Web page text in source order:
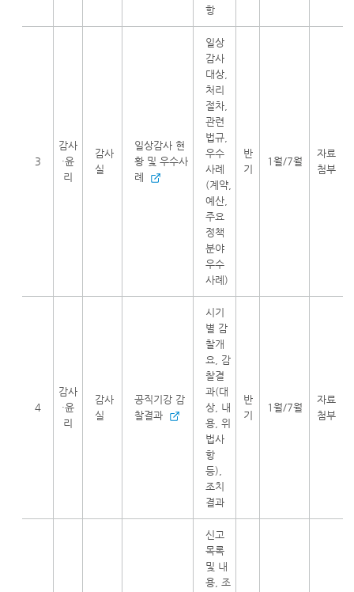
항
3
감사
·윤
리
감사
실
일상감사 현
황 및 우수사
례
일상
감사
대상,
처리
절차,
관련
법규,
우수
사례
(계약,
예산,
주요
정책
분야
우수
사례)
반
기
1월/7월
자료
첨부
4
감사
·윤
리
감사
실
공직기강 감
찰결과
시기
별 감
찰개
요, 감
찰결
과(대
상, 내
용, 위
법사
항
등),
조치
결과
반
기
1월/7월
자료
첨부
신고
목록
및 내
용, 조